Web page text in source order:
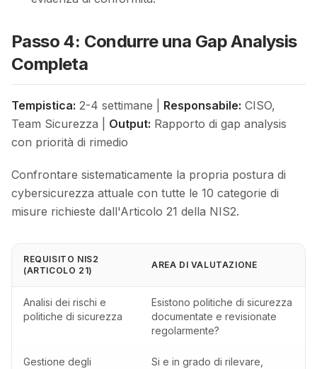
Passo 4: Condurre una Gap Analysis
Completa
Tempistica: 2-4 settimane | Responsabile: CISO,
Team Sicurezza | Output: Rapporto di gap analysis
con priorità di rimedio
Confrontare sistematicamente la propria postura di
cybersicurezza attuale con tutte le 10 categorie di
misure richieste dall'Articolo 21 della NIS2.
REQUISITO NIS2
(ARTICOLO 21)
AREA DI VALUTAZIONE
Analisi dei rischi e
politiche di sicurezza
Esistono politiche di sicurezza
documentate e revisionate
regolarmente?
Gestione degli
Si e in grado di rilevare,